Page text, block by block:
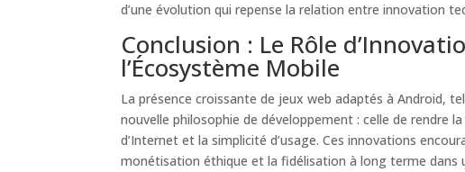
d’une évolution qui repense la relation entre innovation
Conclusion : Le Rôle
l’Écosystème Mobile
La présence croissante de jeux web adaptés à Android,
nouvelle philosophie de développement : celle de rendre
d’Internet et la simplicité d’usage. Ces innovations
monétisation éthique et la fidélisation à long terme dans